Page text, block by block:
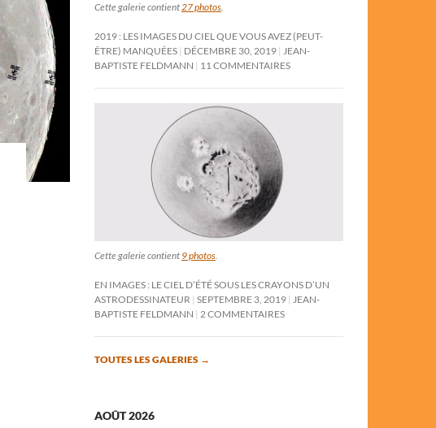
Cette galerie contient27 photos.
2019 : LES IMAGES DU CIEL QUE VOUS AVEZ (PEUT-
ÊTRE) MANQUÉES DÉCEMBRE 30, 2019 JEAN-
BAPTISTE FELDMANN
11 COMMENTAIRES
Cette galerie contient 9 photos
EN IMAGES : LE CIEL D’ÉTÉ SOUS LES CRAYONS D’UN
ASTRODESSINATEUR SEPTEMBRE 3, 2019
JEAN-
BAPTISTE FELDMANN
2 COMMENTAIRES
TOUTES LES GALERIES →
AOÛT 2026